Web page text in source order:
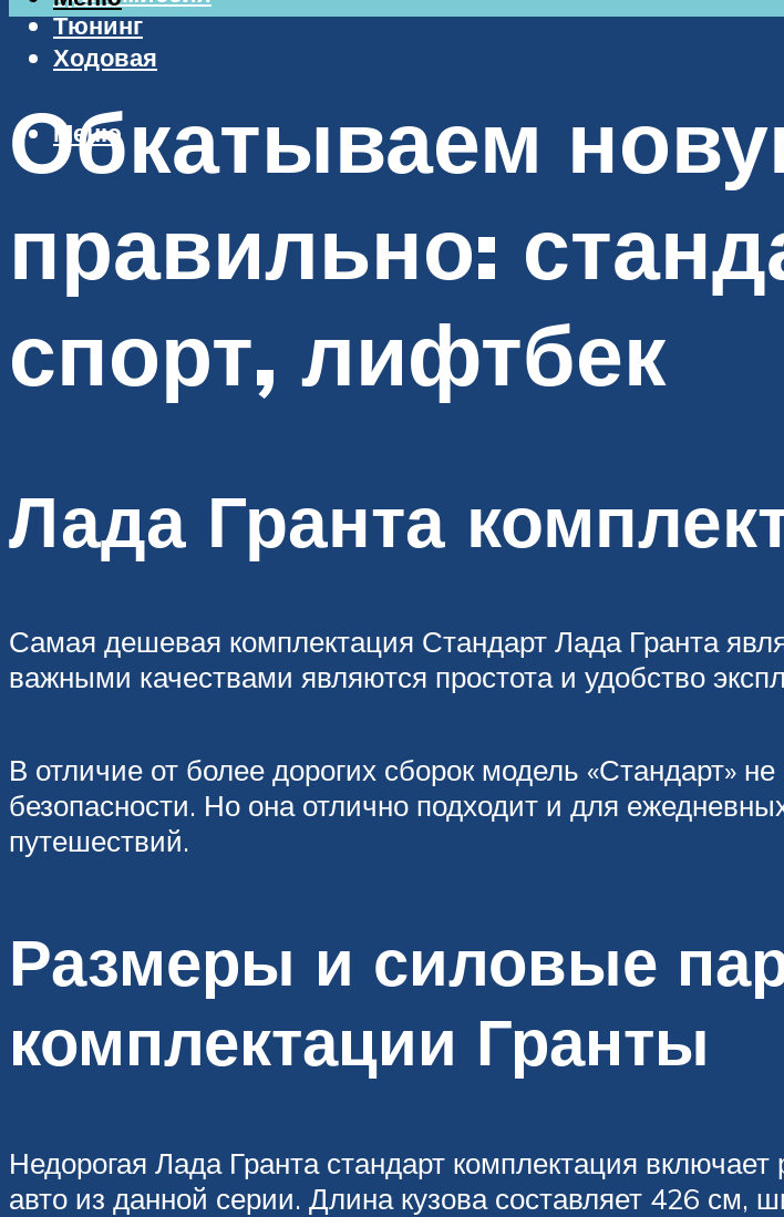
Тюнинг
Ходовая
Меню
Обкатываем
правильно:
спорт, лифтбек
Лада Гранта
Самая дешевая комплектация Стандарт Лада Гранта
важными качествами являются простота и удобство
В отличие от более дорогих сборок модель «Стандарт»
безопасности. Но она отлично подходит и для
путешествий.
Размеры и силовые
комплектации Гранты
Недорогая Лада Гранта стандарт комплектация
авто из данной серии. Длина кузова составляет 426